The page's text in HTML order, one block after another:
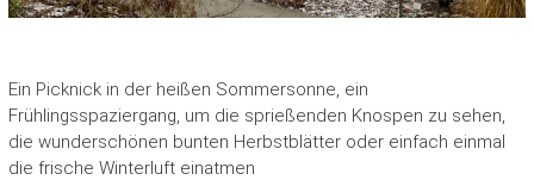
Ein Picknick in der heißen Sommersonne, ein
Frühlingsspaziergang, um die sprießenden Knospen zu sehen,
die wunderschönen bunten Herbstblätter oder einfach einmal
die frische Winterluft einatmen